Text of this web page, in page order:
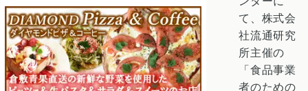
て、株式会
社流通研究
所主催の
「食品事業
者のための